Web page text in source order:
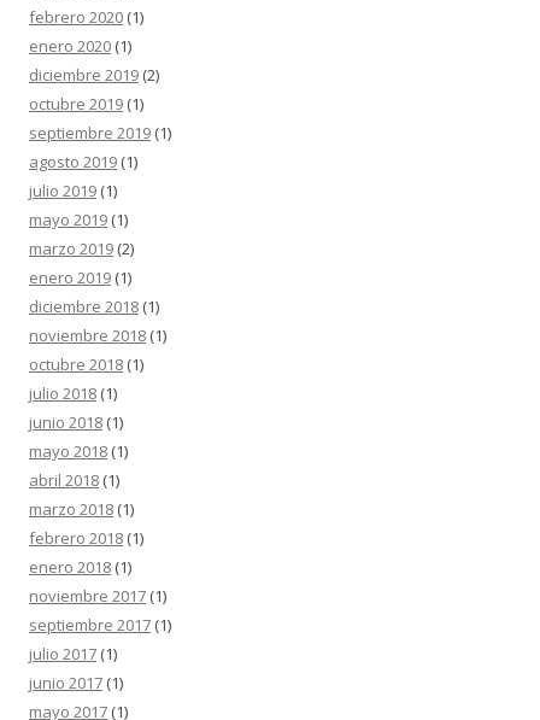
febrero 2020 (1)
enero 2020 (1)
diciembre 2019 (2)
octubre 2019 (1)
septiembre 2019 (1)
agosto 2019 (1)
julio 2019 (1)
mayo 2019 (1)
marzo 2019 (2)
enero 2019 (1)
diciembre 2018 (1)
noviembre 2018 (1)
octubre 2018 (1)
julio 2018 (1)
junio 2018 (1)
mayo 2018 (1)
abril 2018 (1)
marzo 2018 (1)
febrero 2018 (1)
enero 2018 (1)
noviembre 2017 (1)
septiembre 2017 (1)
julio 2017 (1)
junio 2017 (1)
mayo 2017 (1)